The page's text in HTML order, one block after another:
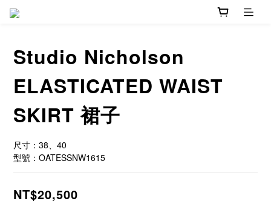
Studio Nicholson
ELASTICATED WAIST
SKIRT 裙子
尺寸：38、40
型號：OATESSNW1615
NT$20,500